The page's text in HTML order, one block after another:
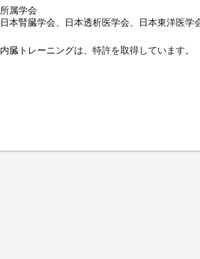
所属学会
日本腎臓学会、日本透析医学会、日本東洋医学
内臓トレーニングは、特許を取得しています。